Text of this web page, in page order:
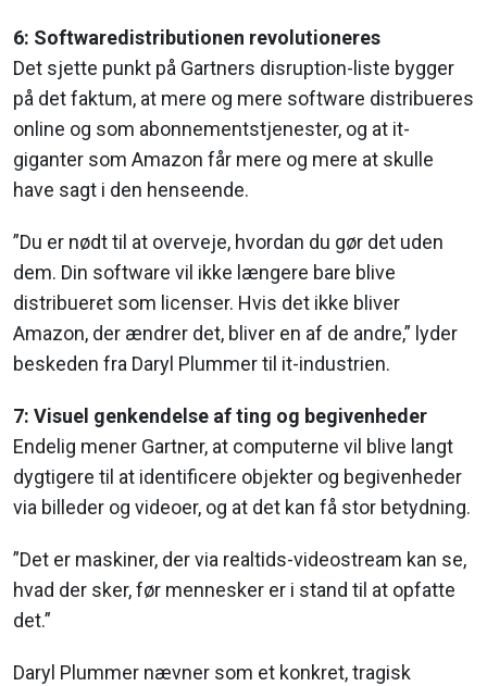
6: Softwaredistributionen revolutioneres
Det sjette punkt på Gartners disruption-liste bygger
på det faktum, at mere og mere software distribueres
online og som abonnementstjenester, og at it-
giganter som Amazon får mere og mere at skulle
have sagt i den henseende.
”Du er nødt til at overveje, hvordan du gør det uden
dem. Din software vil ikke længere bare blive
distribueret som licenser. Hvis det ikke bliver
Amazon, der ændrer det, bliver en af de andre,” lyder
beskeden fra Daryl Plummer til it-industrien.
7: Visuel genkendelse af ting og begivenheder
Endelig mener Gartner, at computerne vil blive langt
dygtigere til at identificere objekter og begivenheder
via billeder og videoer, og at det kan få stor betydning.
”Det er maskiner, der via realtids-videostream kan se,
hvad der sker, før mennesker er i stand til at opfatte
det.”
Daryl Plummer nævner som et konkret, tragisk